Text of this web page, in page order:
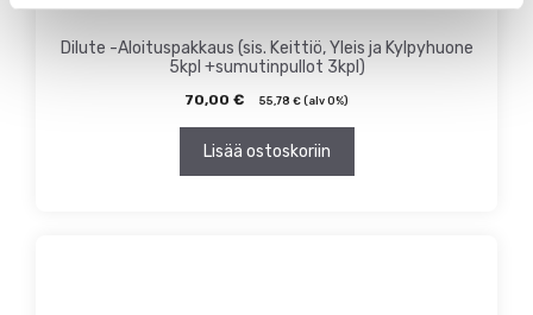
Dilute -Aloituspakkaus (sis. Keittiö, Yleis ja Kylpyhuone
5kpl +sumutinpullot 3kpl)
70,00 € 55,78 € (alv 0%)
Lisää ostoskoriin